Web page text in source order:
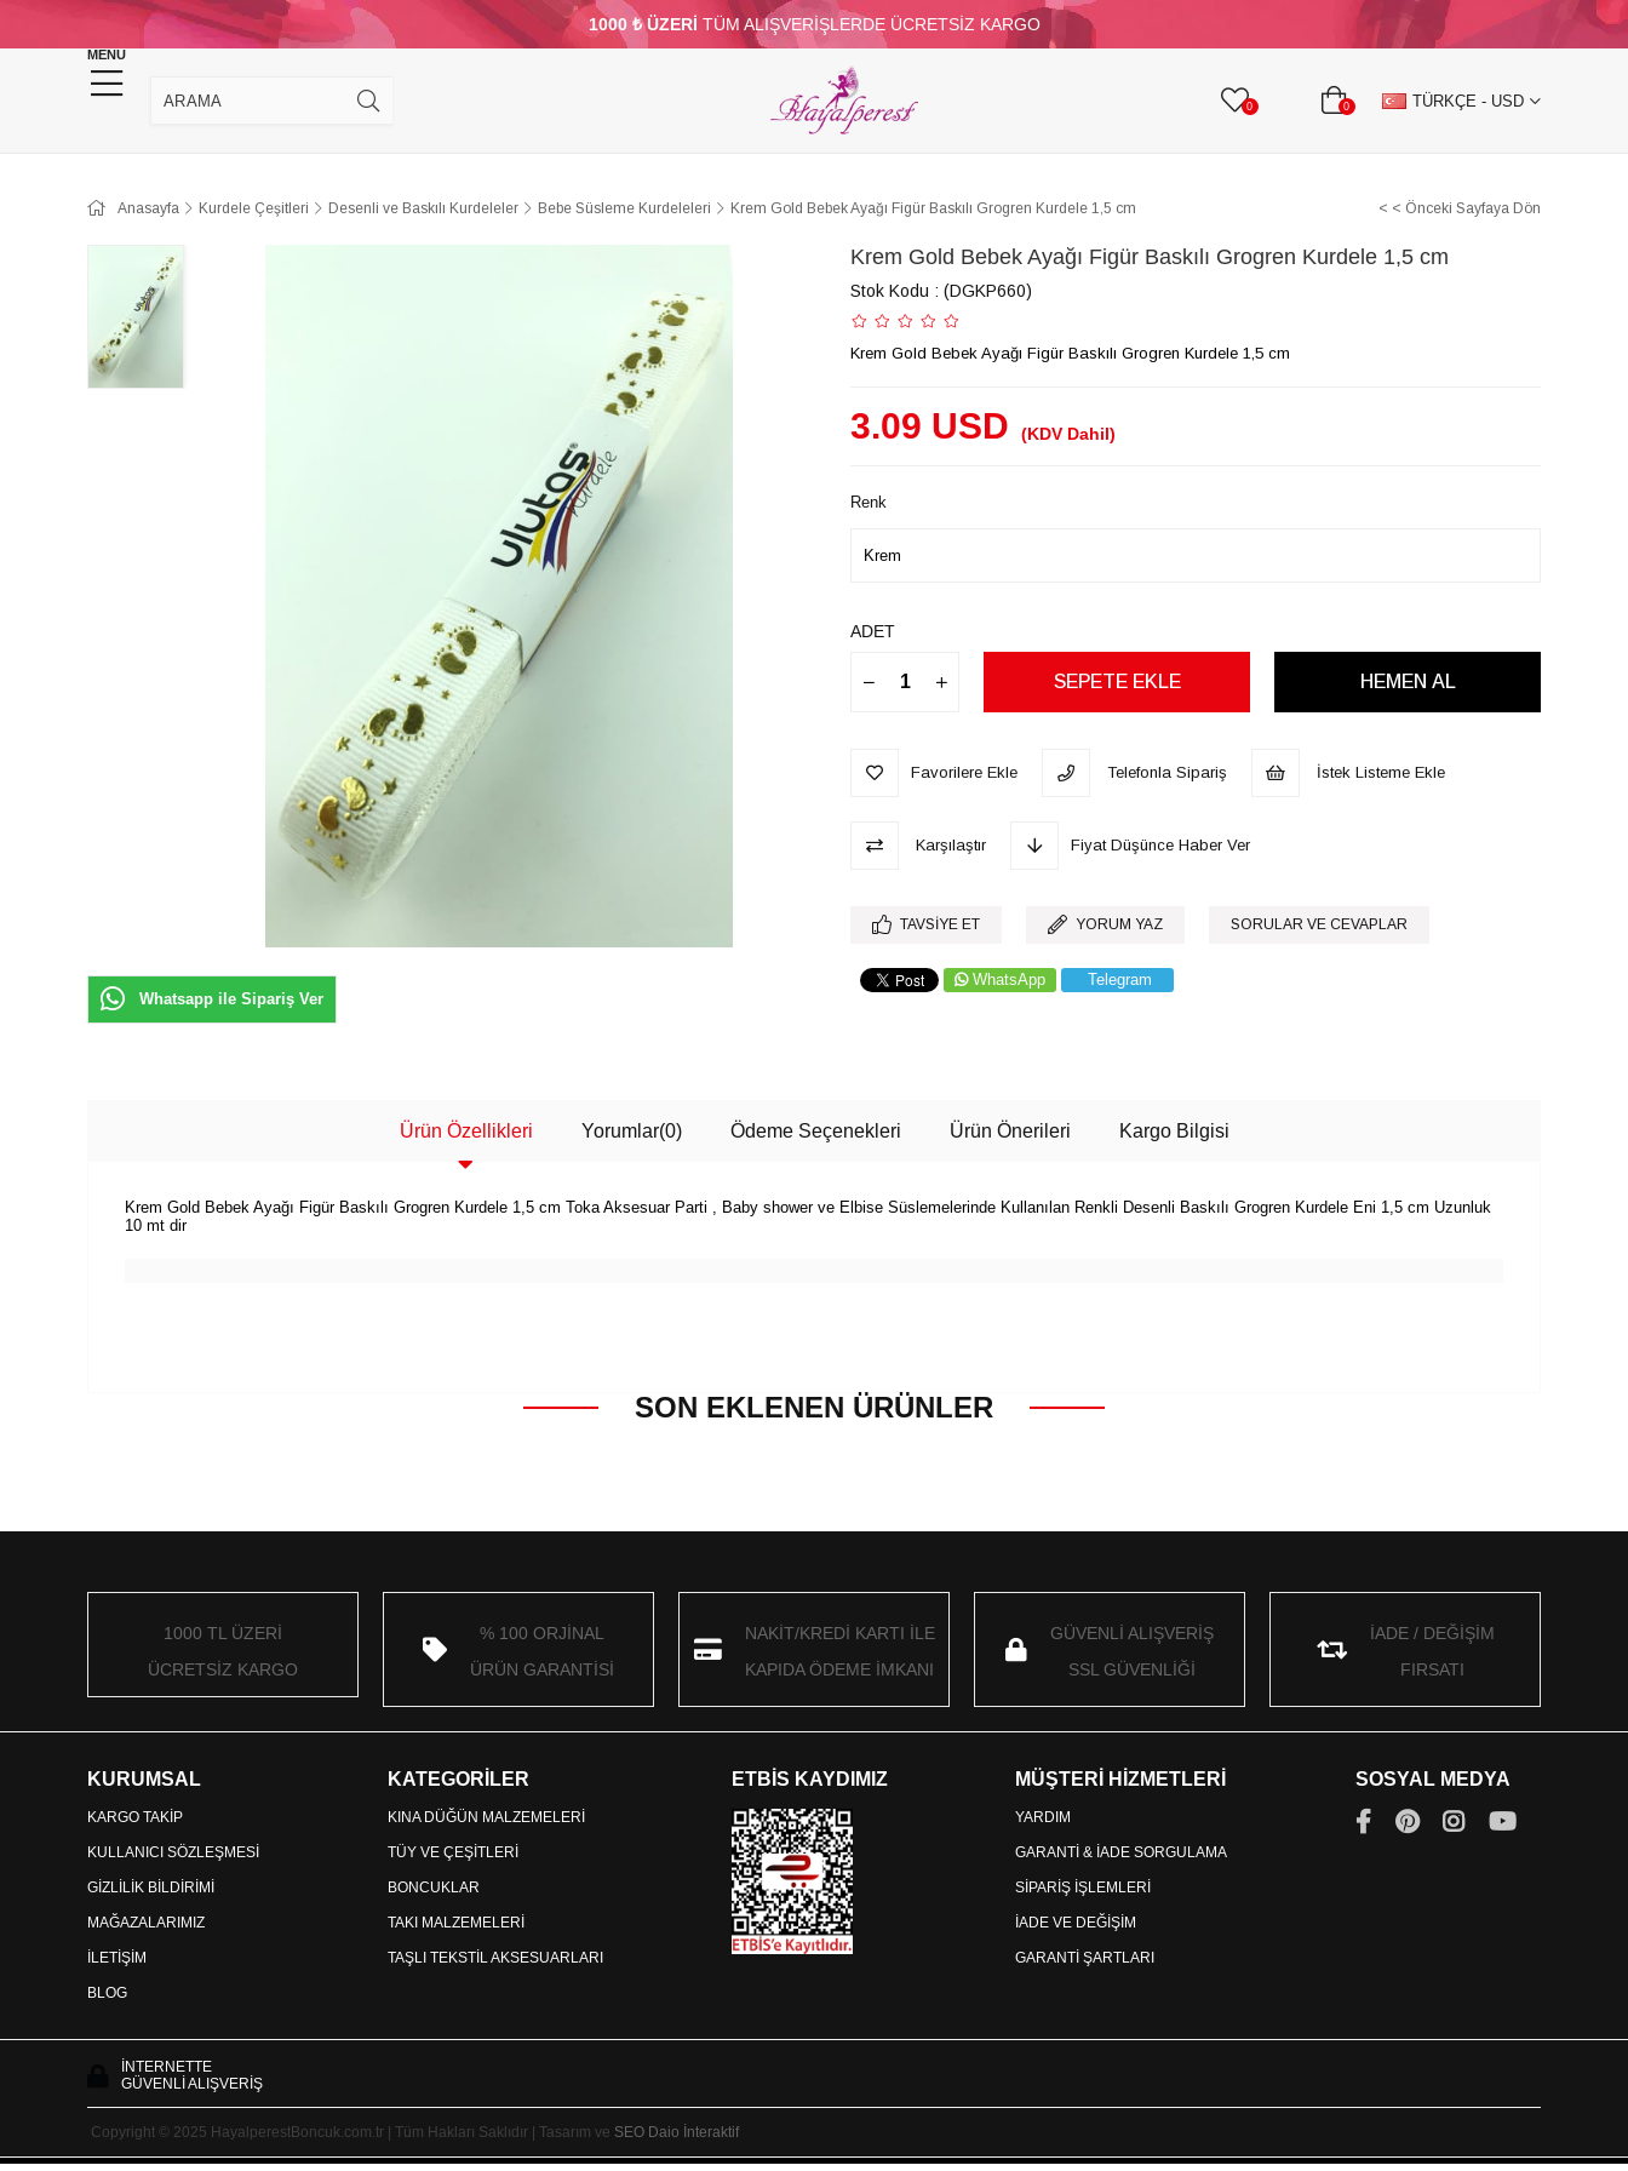
1000 ₺ ÜZERİ TÜM ALIŞVERİŞLERDE ÜCRETSİZ KARGO
MENU
0 0 TÜRKÇE - USD
KINA DÜĞÜN MALZEMELERİ TAKI MALZEMELERİ PARTİ VE SÜS MALZEMELERİ TÜY BONCUKLAR TAŞLI TEKSTİL AKSESUARLARI
TOPTAN DİĞER
Anasayfa Kurdele Çeşitleri Desenli ve Baskılı Kurdeleler Bebe Süsleme Kurdeleleri Krem Gold Bebek Ayağı Figür Baskılı Grogren Kurdele 1,5 cm < < Önceki Sayfaya Dön
Whatsapp ile Sipariş Ver
Krem Gold Bebek Ayağı Figür Baskılı Grogren Kurdele 1,5 cm
Stok Kodu (DGKP660)
Krem Gold Bebek Ayağı Figür Baskılı Grogren Kurdele 1,5 cm
3.09 USD (KDV Dahil)
Renk
ADET
Favorilere Ekle Telefonla Sipariş İstek Listeme Ekle
Karşılaştır Fiyat Düşünce Haber Ver
TAVSIYE ET YORUM YAZ SORULAR VE CEVAPLAR
WhatsApp Telegram
Ürün Özellikleri Yorumlar(0) Ödeme Seçenekleri Ürün Önerileri Kargo Bilgisi
Krem Gold Bebek Ayağı Figür Baskılı Grogren Kurdele 1,5 cm Toka Aksesuar Parti , Baby shower ve Elbise Süslemelerinde Kullanılan Renkli Desenli Baskılı Grogren Kurdele Eni 1,5 cm Uzunluk
10 mt dir
SON EKLENEN ÜRÜNLER
1000 TL ÜZERİ
ÜCRETSİZ KARGO
% 100 ORJİNAL
ÜRÜN GARANTİSİ
NAKİT/KREDİ KARTI İLE
KAPIDA ÖDEME İMKANI
GÜVENLİ ALIŞVERİŞ
SSL GÜVENLİĞİ
İADE / DEĞİŞİM
FIRSATI
KURUMSAL
KARGO TAKİP
KULLANICI SÖZLEŞMESİ
GİZLİLİK BİLDİRİMİ
MAĞAZALARIMIZ
İLETİŞİM
BLOG
KATEGORİLER
KINA DÜĞÜN MALZEMELERİ
TÜY VE ÇEŞİTLERİ
BONCUKLAR
TAKI MALZEMELERİ
TAŞLI TEKSTİL AKSESUARLARI
ETBİS KAYDIMIZ MÜŞTERİ HİZMETLERİ
YARDIM
GARANTİ & İADE SORGULAMA
SİPARİŞ İŞLEMLERİ
İADE VE DEĞİŞİM
GARANTİ ŞARTLARI
SOSYAL MEDYA
İNTERNETTE
GÜVENLİ ALIŞVERİŞ
Copyright © 2025 HayalperestBoncuk.com.tr | Tüm Hakları Saklıdır | Tasarım ve SEO Daio İnteraktif